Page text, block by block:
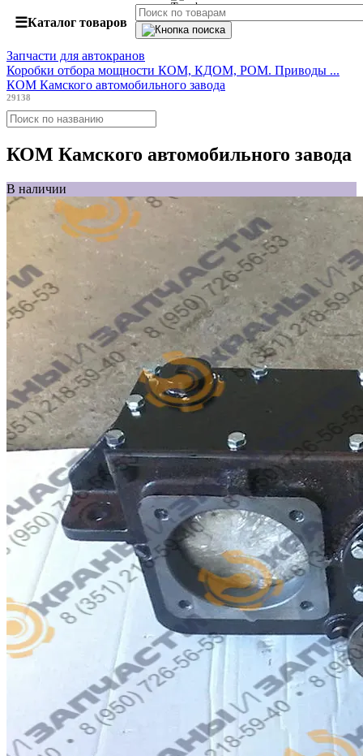
☰Каталог товаров
Запчасти для автокранов
Коробки отбора мощности КОМ, КДОМ, РОМ. Приводы ...
КОМ Камского автомобильного завода
29138
КОМ Камского автомобильного завода
В наличии